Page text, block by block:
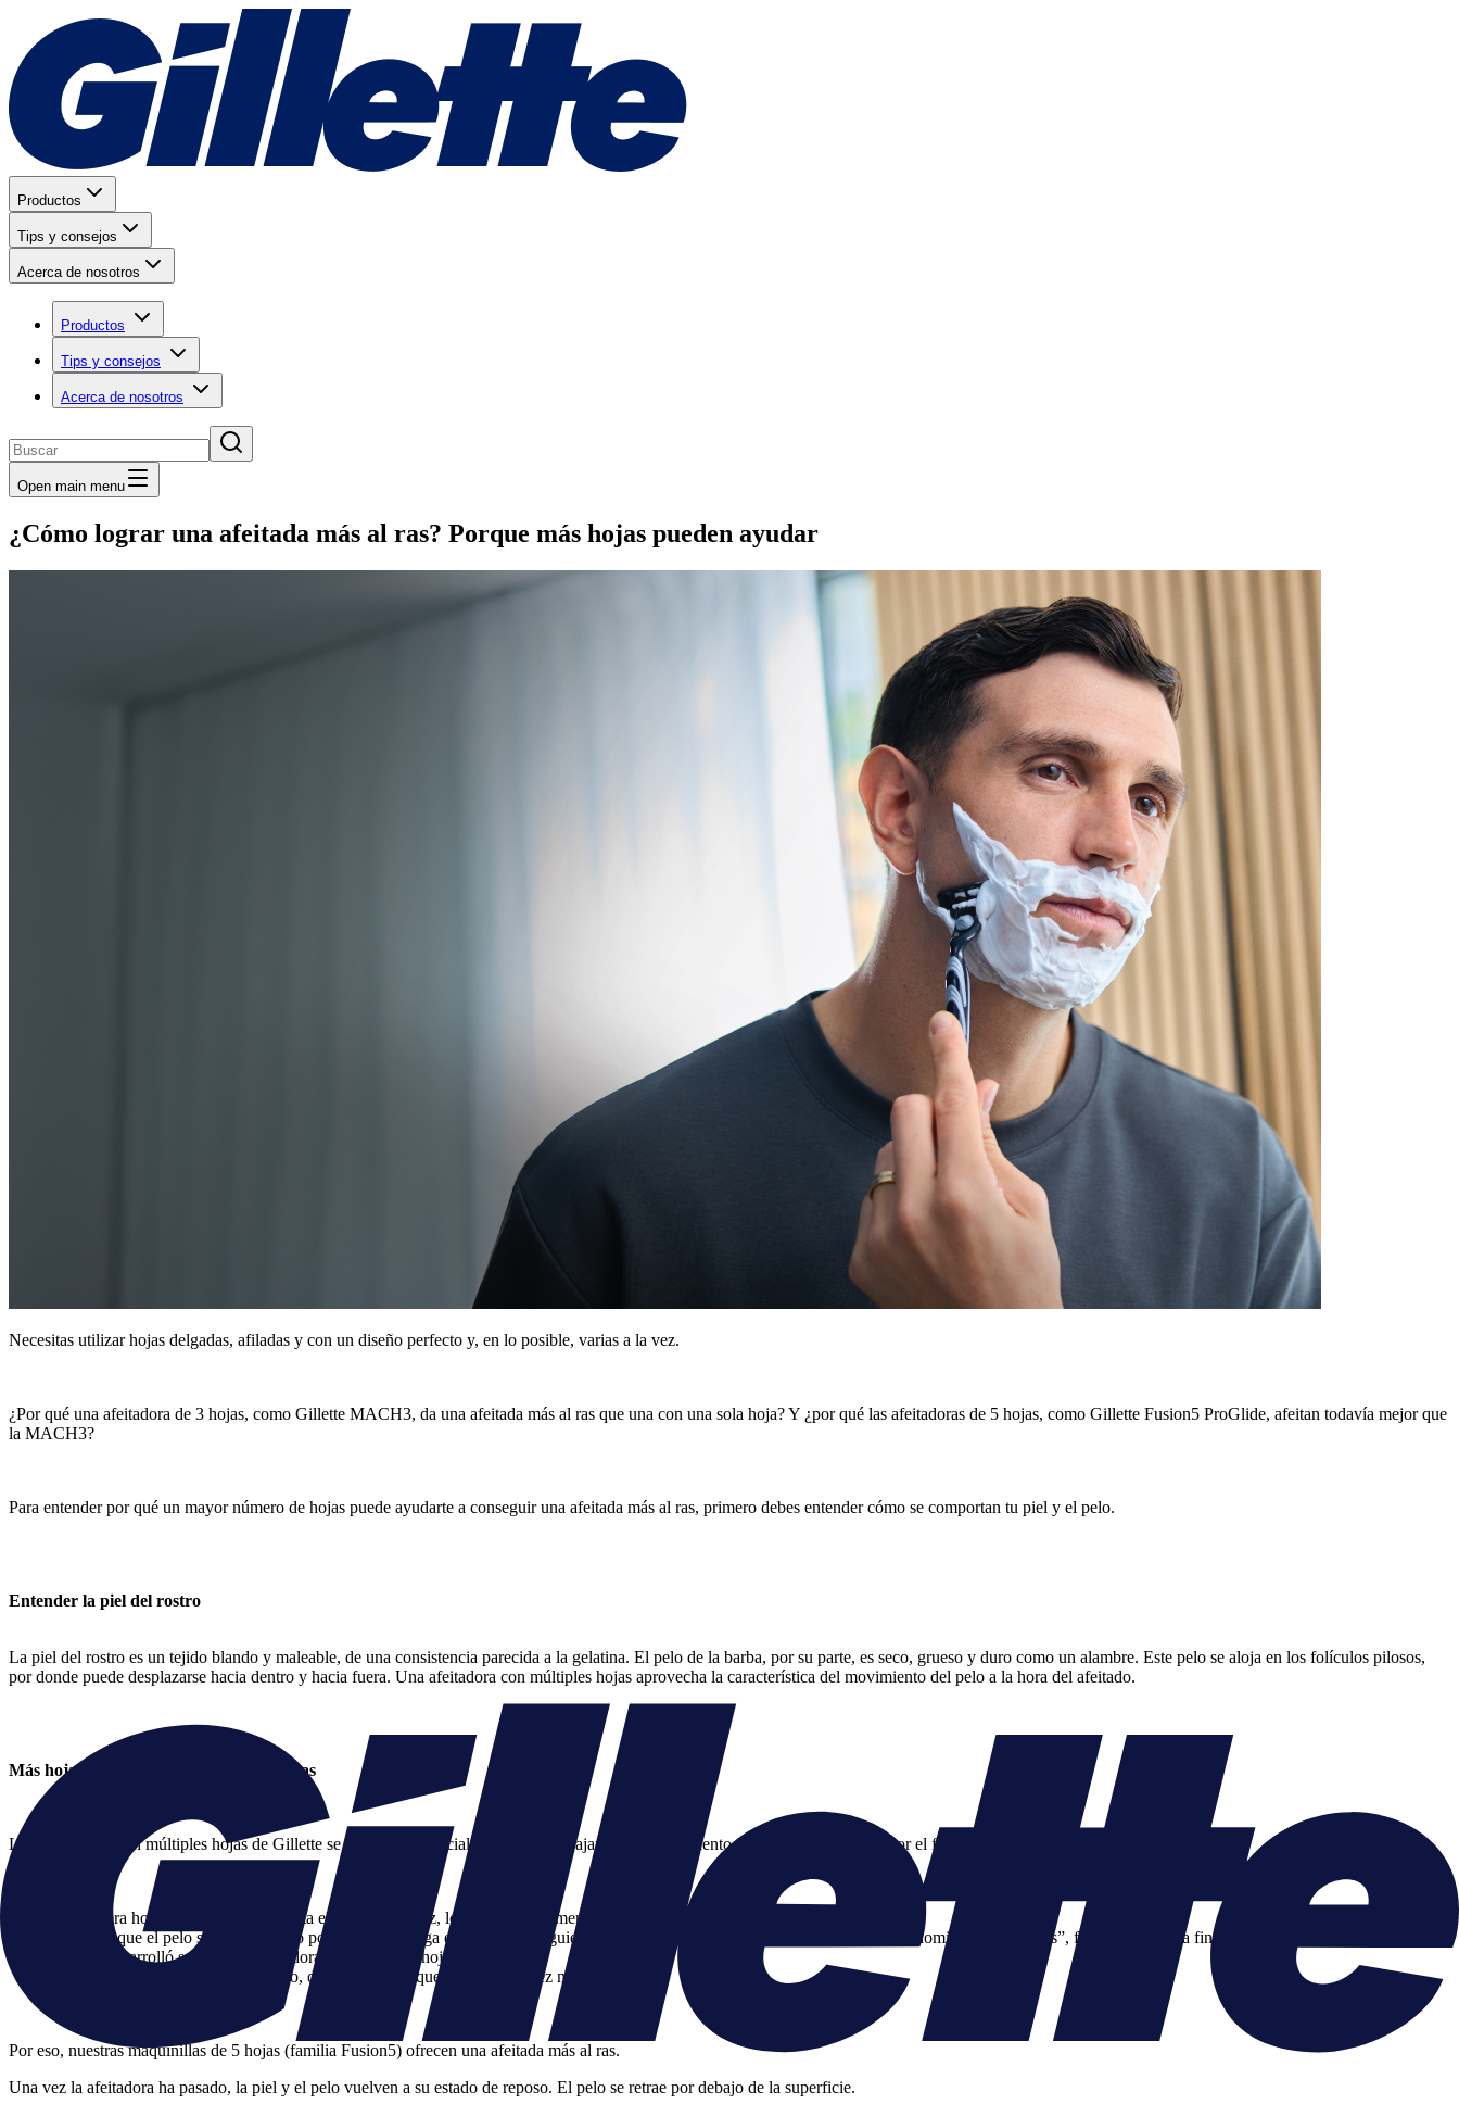
Productos
Tips y consejos
Acerca de nosotros
Productos
Tips y consejos
Acerca de nosotros
Open main menu
¿Cómo lograr una afeitada más al ras? Porque más hojas pueden ayudar
Necesitas utilizar hojas delgadas, afiladas y con un diseño perfecto y, en lo posible, varias a la vez.
¿Por qué una afeitadora de 3 hojas, como Gillette MACH3, da una afeitada más al ras que una con una sola hoja? Y ¿por qué las afeitadoras de 5 hojas, como Gillette Fusion5 ProGlide, afeitan todavía mejor que
la MACH3?
Para entender por qué un mayor número de hojas puede ayudarte a conseguir una afeitada más al ras, primero debes entender cómo se comportan tu piel y el pelo.
Entender la piel del rostro
La piel del rostro es un tejido blando y maleable, de una consistencia parecida a la gelatina. El pelo de la barba, por su parte, es seco, grueso y duro como un alambre. Este pelo se aloja en los folículos pilosos,
por donde puede desplazarse hacia dentro y hacia fuera. Una afeitadora con múltiples hojas aprovecha la característica del movimiento del pelo a la hora del afeitado.
Más hojas ofrecen una afeitada más al ras
Las afeitadoras con múltiples hojas de Gillette se diseñaron especialmente para trabajar con el movimiento característico del pelo por el folículo piloso:
La primera hoja se abre camino. Corta el pelo y, a la vez, lo levanta suavemente.
Antes de que el pelo se haya retraído por completo, llega el turno de la siguiente hoja… que lo corta aún más. Este proceso, denominado “histéresis”, fue descubierto a finales de los 60, época en la que
Gillette desarrolló su primera afeitadora con múltiples hojas.
Las hojas 3, 4 y 5 repiten el proceso, dejando el pelo que asoma cada vez más corto.
Por eso, nuestras maquinillas de 5 hojas (familia Fusion5) ofrecen una afeitada más al ras.
Una vez la afeitadora ha pasado, la piel y el pelo vuelven a su estado de reposo. El pelo se retrae por debajo de la superficie.